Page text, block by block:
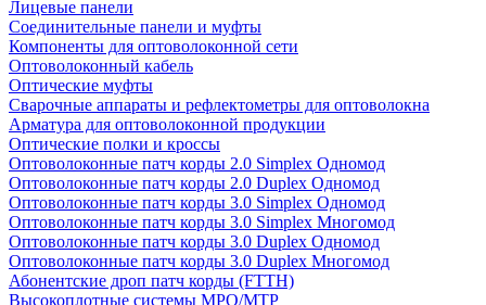
Лицевые панели
Соединительные панели и муфты
Компоненты для оптоволоконной сети
Оптоволоконный кабель
Оптические муфты
Сварочные аппараты и рефлектометры для оптоволокна
Арматура для оптоволоконной продукции
Оптические полки и кроссы
Оптоволоконные патч корды 2.0 Simplex Одномод
Оптоволоконные патч корды 2.0 Duplex Одномод
Оптоволоконные патч корды 3.0 Simplex Одномод
Оптоволоконные патч корды 3.0 Simplex Многомод
Оптоволоконные патч корды 3.0 Duplex Одномод
Оптоволоконные патч корды 3.0 Duplex Многомод
Абонентские дроп патч корды (FTTH)
Высокоплотные системы MPO/MTP